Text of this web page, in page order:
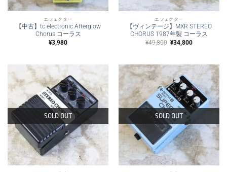
エフェクター
【中古】tc electronic Afterglow
Chorus コーラス
¥3,980
エフェクター
【ヴィンテージ】MXR STEREO
CHORUS 1987年製 コーラス
¥49,800 元
は
¥49,800
で
し
た。
¥34,800現
格
¥34,800
で
す。
SOLD OUT SOLD OUT